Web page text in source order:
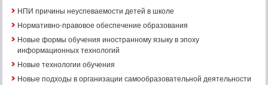
НПИ причины неуспеваемости детей в школе
Нормативно-правовое обеспечение образования
Новые формы обучения иностранному языку в эпоху
информационных технологий
Новые технологии обучения
Новые подходы в организации самообразовательной деятельности